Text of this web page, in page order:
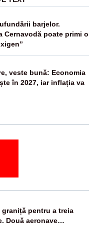
barjelor.
Cernavodă poate primi o
veste bună: Economia
în 2027, iar inflația va
graniță pentru a treia
Două aeronave
au fost ridicate de la